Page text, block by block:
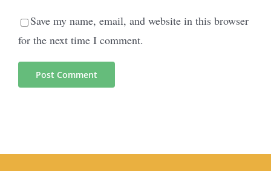
Save my name, email, and website in this browser
for the next time I comment.